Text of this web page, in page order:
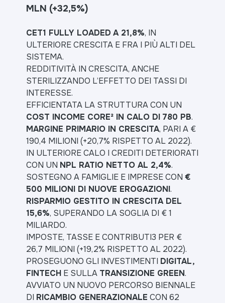
MLN (+32,5%)
CET1 FULLY LOADED A 21,8%, IN
ULTERIORE CRESCITA E FRA I PIÙ ALTI DEL
SISTEMA.
REDDITIVITÀ IN CRESCITA, ANCHE
STERILIZZANDO L’EFFETTO DEI TASSI DI
INTERESSE.
EFFICIENTATA LA STRUTTURA CON UN
COST INCOME CORE² IN CALO DI 780 PB.
MARGINE PRIMARIO IN CRESCITA, PARI A €
190,4 MILIONI (+20,7% RISPETTO AL 2022).
IN ULTERIORE CALO I CREDITI DETERIORATI
CON UN NPL RATIO NETTO AL 2,4%.
SOSTEGNO A FAMIGLIE E IMPRESE CON€
500 MILIONI DI NUOVE EROGAZIONI.
RISPARMIO GESTITO IN CRESCITA DEL
15,6%, SUPERANDO LA SOGLIA DI € 1
MILIARDO.
IMPOSTE, TASSE E CONTRIBUTI3 PER €
26,7 MILIONI (+19,2% RISPETTO AL 2022).
PROSEGUONO GLI INVESTIMENTI DIGITAL,
FINTECH E SULLA TRANSIZIONE GREEN.
AVVIATO UN NUOVO PERCORSO BIENNALE
DI RICAMBIO GENERAZIONALE CON 62